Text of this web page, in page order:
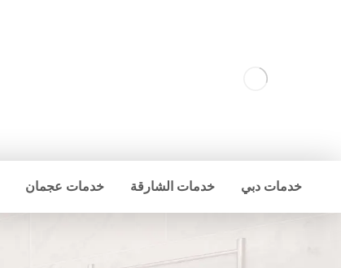
خدمات دبي خدمات الشارقة خدمات عجمان